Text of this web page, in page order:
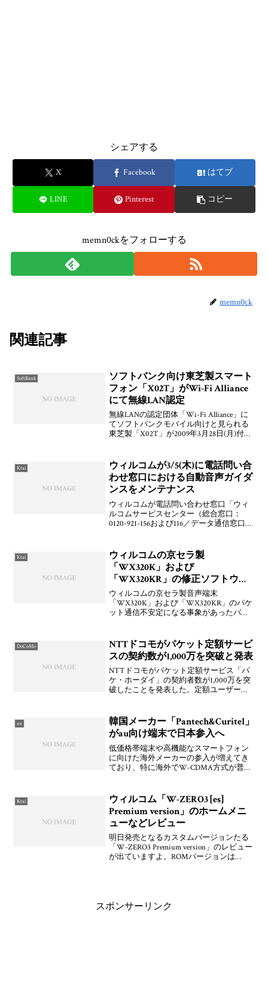
シェアする
X Facebook はてブ
LINE Pinterest コピー
memn0ckをフォローする
memn0ck
関連記事
SoftBank
ソフトバンク向け東芝製スマート
フォン「X02T」がWi-Fi Alliance
にて無線LAN認定
無線LANの認定団体「Wi-Fi Alliance」に
てソフトバンクモバイル向けと見られる
東芝製「X02T」が2009年3月28日(月)付け
Ktai
ウィルコムが3/5(木)に電話問い合
わせ窓口における自動音声ガイダ
ンスをメンテナンス
ウィルコムが電話問い合わせ窓口「ウィ
ルコムサービスセンター（総合窓口：
0120-921-156および116／データ通信窓口：
3:00にメ
Ktai
ウィルコムの京セラ製
「WX320K」および
「WX320KR」の修正ソフトウェ
アが公開
ウィルコムの京セラ製音声端末
「WX320K」および「WX320KR」のパケ
ット通信不安定になる事象があったバグ
は，端末のみ「メニュー→機能→9. その
他設
DoCoMo
NTTドコモがパケット定額サービ
スの契約数が1,000万を突破と発表
NTTドコモがパケット定額サービス「パ
ケ・ホーダイ」の契約者数が1,000万を突
破したことを発表した。定額ユーザーが
る契約ができると嬉しいんですけどね。
まぁ，普通にがん
au
韓国メーカー「Pantech&Curitel」
がau向け端末で日本参入へ
低価格帯端末や高機能なスマートフォン
に向けた海外メーカーの参入が増えてき
ており、特に海外でW-CDMA方式が普及
ら機種が出ており、さらにLG電子やSum
Ktai
ウィルコム「W-ZERO3 [es]
Premium version」のホームメニ
ューなどレビュー
明日発売となるカスタムバージョンたる
「W-ZERO3 Premium version」のレビュー
が出ていますよ。ROMバージョンは
スポンサーリンク